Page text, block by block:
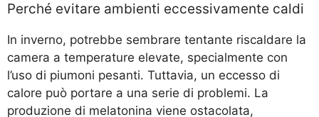
Perché evitare ambienti eccessivamente caldi
In inverno, potrebbe sembrare tentante riscaldare la
camera a temperature elevate, specialmente con
l’uso di piumoni pesanti. Tuttavia, un eccesso di
calore può portare a una serie di problemi. La
produzione di melatonina viene ostacolata,